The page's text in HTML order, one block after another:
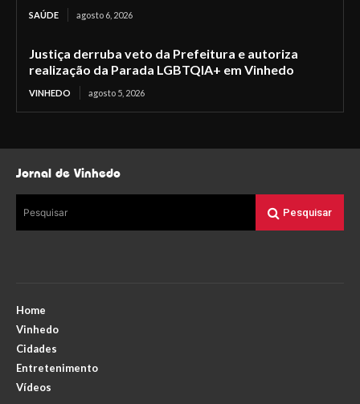
SAÚDE agosto 6, 2026
Justiça derruba veto da Prefeitura e autoriza
realização da Parada LGBTQIA+ em Vinhedo
VINHEDO agosto 5, 2026
Jornal de Vinhedo
Pesquisar Pesquisar
Home
Vinhedo
Cidades
Entretenimento
Vídeos